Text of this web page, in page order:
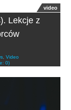
video
Lekcje z
Video
0)